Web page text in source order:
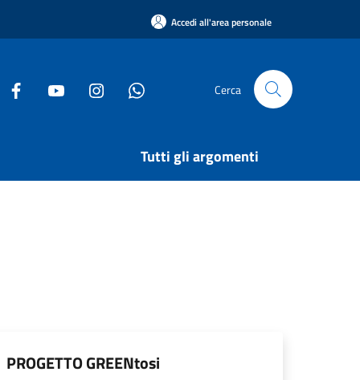
Accedi all'area personale
Cerca
Tutti gli argomenti
PROGETTO GREENtosi